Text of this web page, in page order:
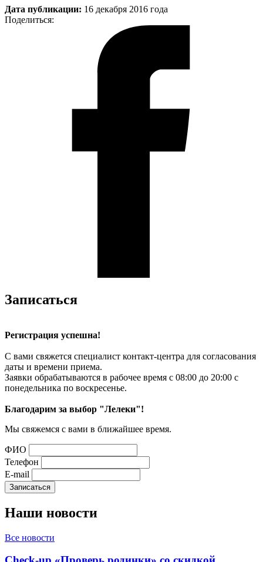
Дата публикации: 16 декабря 2016 года
Поделиться:
Записаться
Регистрация успешна!
С вами свяжется специалист контакт-центра для согласования
даты и времени приема.
Заявки обрабатываются в рабочее время с 08:00 до 20:00 с
понедельника по воскресенье.
Благодарим за выбор "Лелеки"!
Мы свяжемся с вами в ближайшее время.
ФИО
Телефон
E-mail
Наши новости
Все новости